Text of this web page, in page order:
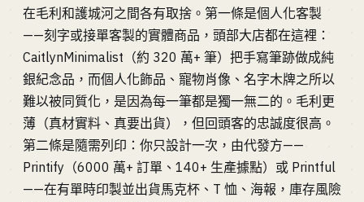
在毛利和護城河之間各有取捨。第一條是個人化客製
——刻字或接單客製的實體商品，頭部大店都在這裡：
CaitlynMinimalist（約 320 萬+ 筆）把手寫筆跡做成純
銀紀念品，而個人化飾品、寵物肖像、名字木牌之所以
難以被同質化，是因為每一筆都是獨一無二的。毛利更
薄（真材實料、真要出貨），但回頭客的忠誠度很高。
第二條是隨需列印：你只設計一次，由代發方——
Printify（6000 萬+ 訂單、140+ 生產據點）或 Printful
——在有單時印製並出貨馬克杯、T 恤、海報，庫存風險